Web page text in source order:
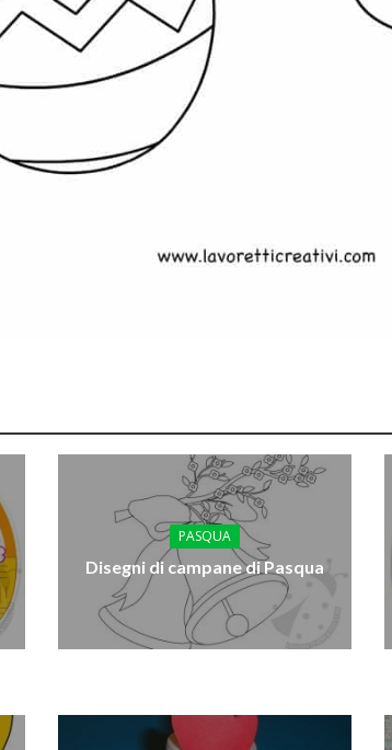
PASQUA
Disegni di campane di Pasqua